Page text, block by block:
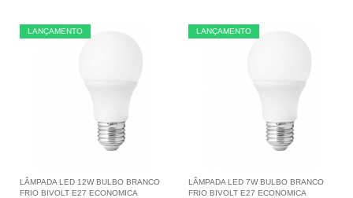
LANÇAMENTO
LÂMPADA LED 12W BULBO BRANCO
FRIO BIVOLT E27 ECONOMICA
LANÇAMENTO
LÂMPADA LED 7W BULBO BRANCO
FRIO BIVOLT E27 ECONOMICA